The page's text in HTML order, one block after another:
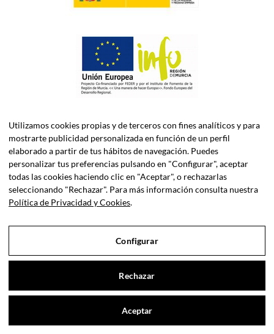
ASELEC CONSULTORES, S.L.P. es una firma especializada en
Asesoría Fiscal, Contable, Laboral y Jurídica, así como
Sociedad Profesional Inscrita en el Registro de Sociedades
Iltre. Colegio de Abogados de Murcia.
Aviso legal|Privacidad de datos|Cookies|© Copyright 2021 |
Utilizamos cookies propias y de terceros con fines analíticos y para
mostrarte publicidad personalizada en función de un perfil
elaborado a partir de tus hábitos de navegación. Puedes
personalizar tus preferencias pulsando en "Configurar", aceptar
todas las cookies haciendo clic en "Aceptar", o rechazarlas
seleccionando "Rechazar". Para más información consulta nuestra
Política de Privacidad y Cookies.
Configurar
Rechazar
Aceptar